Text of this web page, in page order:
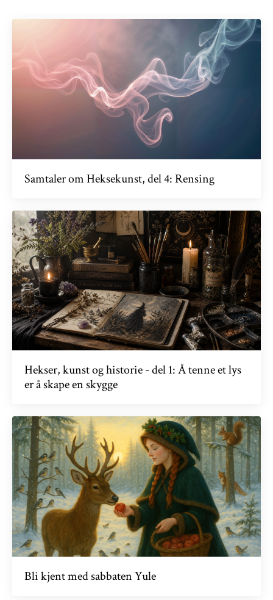
Samtaler om Heksekunst, del 4: Rensing
Hekser, kunst og historie - del 1: Å tenne et lys
er å skape en skygge
Bli kjent med sabbaten Yule